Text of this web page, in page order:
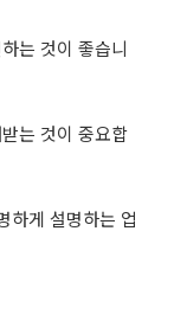
는 것이 좋습니
는 것이 중요합
하게 설명하는 업